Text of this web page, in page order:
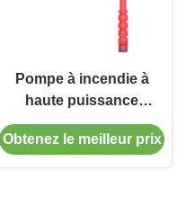
Pompe à incendie à
haute puissance
moteur et pompe à
jockeys Long shaft
Obtenez le meilleur prix